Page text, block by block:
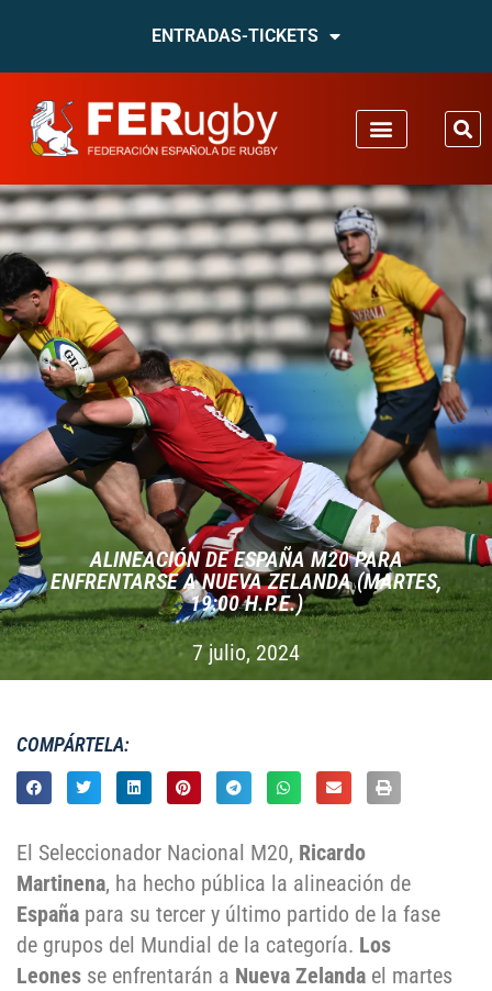
ENTRADAS-TICKETS
ALINEACIÓN DE ESPAÑA M20 PARA
ENFRENTARSE A NUEVA ZELANDA (MARTES,
19:00 H.P.E.)
7 julio, 2024
COMPÁRTELA:
El Seleccionador Nacional M20, Ricardo
Martinena, ha hecho pública la alineación de
España para su tercer y último partido de la fase
de grupos del Mundial de la categoría. Los
Leones se enfrentarán a Nueva Zelanda el martes